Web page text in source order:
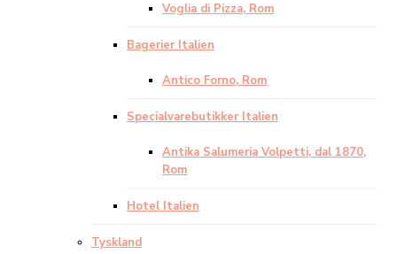
Voglia di Pizza, Rom
Bagerier Italien
Antico Forno, Rom
Specialvarebutikker Italien
Antika Salumeria Volpetti, dal 1870,
Rom
Hotel Italien
Tyskland